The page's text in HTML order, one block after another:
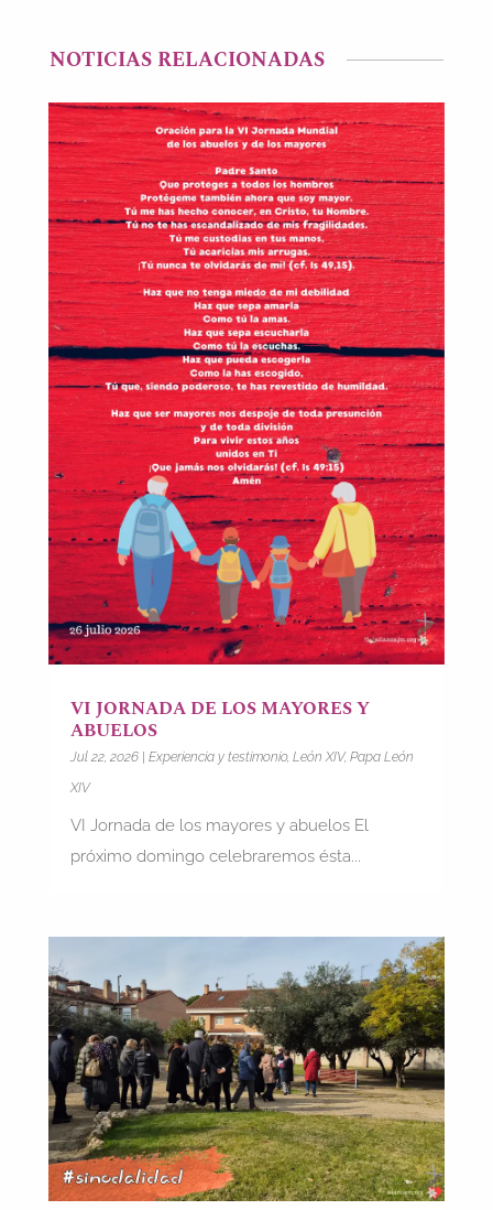
NOTICIAS RELACIONADAS
VI JORNADA DE LOS MAYORES Y
ABUELOS
Jul 22, 2026| Experiencia y testimonio, León XIV, Papa León
XIV
VI Jornada de los mayores y abuelos El
próximo domingo celebraremos ésta...